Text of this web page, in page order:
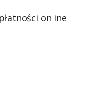
online